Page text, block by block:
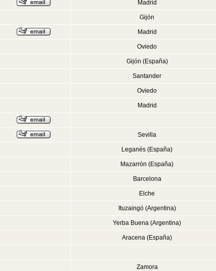
Madrid
Gijón
Madrid
Oviedo
Gijón (España)
Santander
Oviedo
Madrid
Sevilla
Leganés (España)
Mazarrón (España)
Barcelona
Elche
Ituzaingó (Argentina)
Yerba Buena (Argentina)
Aracena (España)
Zamora